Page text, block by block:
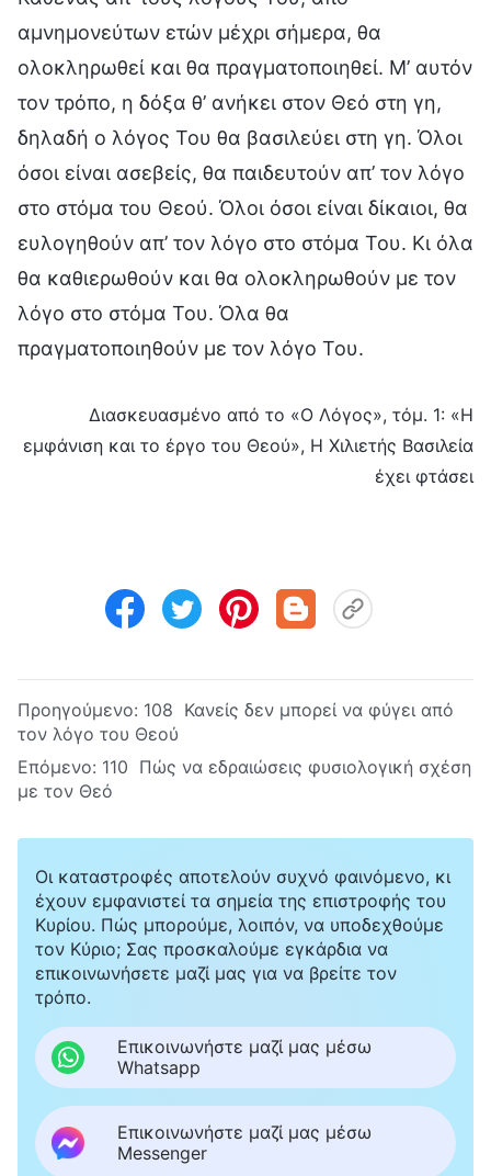
αμνημονεύτων ετών μέχρι σήμερα, θα
ολοκληρωθεί και θα πραγματοποιηθεί. Μ’ αυτόν
τον τρόπο, η δόξα θ’ ανήκει στον Θεό στη γη,
δηλαδή ο λόγος Του θα βασιλεύει στη γη. Όλοι
όσοι είναι ασεβείς, θα παιδευτούν απ’ τον λόγο
στο στόμα του Θεού. Όλοι όσοι είναι δίκαιοι, θα
ευλογηθούν απ’ τον λόγο στο στόμα Του. Κι όλα
θα καθιερωθούν και θα ολοκληρωθούν με τον
λόγο στο στόμα Του. Όλα θα
πραγματοποιηθούν με τον λόγο Του.
Διασκευασμένο από το «Ο Λόγος», τόμ. 1: «Η
εμφάνιση και το έργο του Θεού», Η Χιλιετής Βασιλεία
έχει φτάσει
Προηγούμενο: 108 Κανείς δεν μπορεί να φύγει από
τον λόγο του Θεού
Επόμενο: 110 Πώς να εδραιώσεις φυσιολογική σχέση
με τον Θεό
Οι καταστροφές αποτελούν συχνό φαινόμενο, κι
έχουν εμφανιστεί τα σημεία της επιστροφής του
Κυρίου. Πώς μπορούμε, λοιπόν, να υποδεχθούμε
τον Κύριο; Σας προσκαλούμε εγκάρδια να
επικοινωνήσετε μαζί μας για να βρείτε τον
τρόπο.
Επικοινωνήστε μαζί μας μέσω
Whatsapp
Επικοινωνήστε μαζί μας μέσω
Messenger